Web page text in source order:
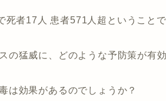
死者17人 患者571人超ということ
の猛威に、どのような予防策が有
は効果があるのでしょうか？